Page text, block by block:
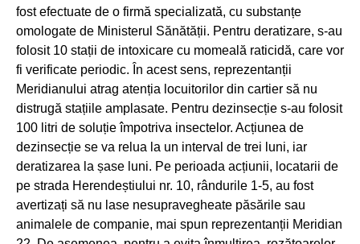
fost efectuate de o firmă specializată, cu substanțe
omologate de Ministerul Sănătății. Pentru deratizare, s-au
folosit 10 stații de intoxicare cu momeală raticidă, care vor
fi verificate periodic. În acest sens, reprezentanții
Meridianului atrag atenția locuitorilor din cartier să nu
distrugă stațiile amplasate. Pentru dezinsecție s-au folosit
100 litri de soluție împotriva insectelor. Acțiunea de
dezinsecție se va relua la un interval de trei luni, iar
deratizarea la șase luni. Pe perioada acțiunii, locatarii de
pe strada Herendeștiului nr. 10, rândurile 1-5, au fost
avertizați să nu lase nesupravegheate păsările sau
animalele de companie, mai spun reprezentanții Meridian